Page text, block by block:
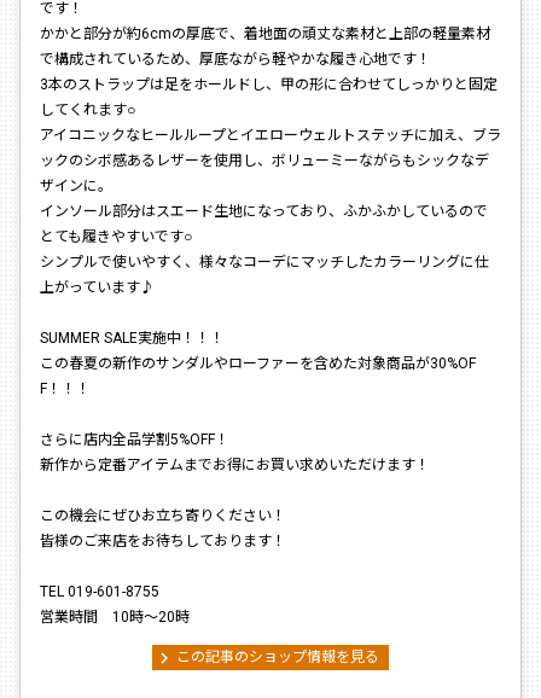
です！
かかと部分が約6cmの厚底で、着地面の頑丈な素材と上部の軽量素材
で構成されているため、厚底ながら軽やかな履き心地です！
3本のストラップは足をホールドし、甲の形に合わせてしっかりと固定
してくれます○
アイコニックなヒールループとイエローウェルトステッチに加え、ブラ
ックのシボ感あるレザーを使用し、ボリューミーながらもシックなデ
ザインに。
インソール部分はスエード生地になっており、ふかふかしているので
とても履きやすいです○
シンプルで使いやすく、様々なコーデにマッチしたカラーリングに仕
上がっています♪
SUMMER SALE実施中！！！
この春夏の新作のサンダルやローファーを含めた対象商品が30%OF
F！！！
さらに店内全品学割5%OFF！
新作から定番アイテムまでお得にお買い求めいただけます！
この機会にぜひお立ち寄りください！
皆様のご来店をお待ちしております！
TEL 019-601-8755
営業時間 10時〜20時
chevron_right この記事のショップ情報を見る